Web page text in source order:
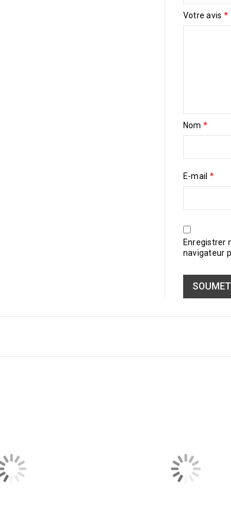
Votre avis *
Nom *
E-mail *
Enregistrer
navigateur